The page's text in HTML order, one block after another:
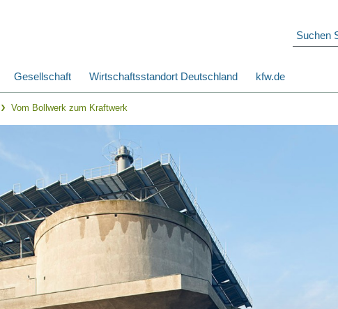
Gesellschaft Wirtschaftsstandort Deutschland kfw.de
Vom Bollwerk zum Kraftwerk